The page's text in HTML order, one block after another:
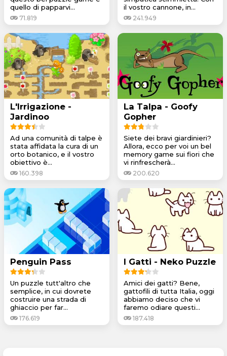
quello di papparvi...
71.819
il vostro cannone, in...
241.949
L'Irrigazione -
Jardinoo
Ad una comunità di talpe è
stata affidata la cura di un
orto botanico, e il vostro
obiettivo è...
160.398
La Talpa - Goofy
Gopher
Siete dei bravi giardinieri?
Allora, ecco per voi un bel
memory game sui fiori che
vi rinfrescherà...
200.620
Penguin Pass
Un puzzle tutt'altro che
semplice, in cui dovrete
costruire una strada di
ghiaccio per far...
176.619
I Gatti - Neko Puzzle
Amici dei gatti? Bene,
gattofili di tutta Italia, oggi
abbiamo deciso che vi
faremo odiare questi...
187.418